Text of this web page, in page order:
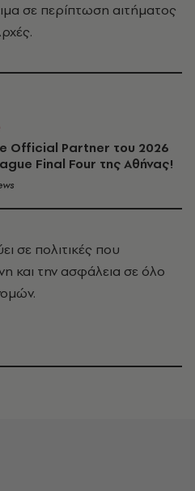
σε περίπτωση αιτήματος
Official Partner του 2026
Final Four της Αθήνας!
σε πολιτικές που
και την ασφάλεια σε όλο